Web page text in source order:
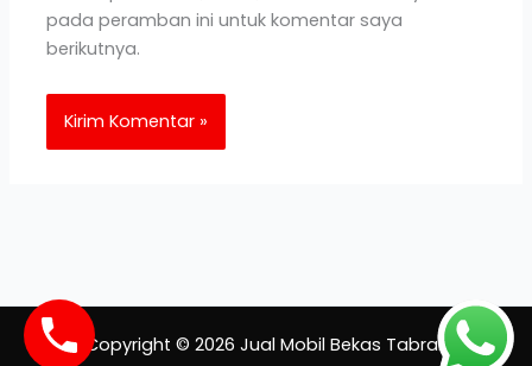
pada peramban ini untuk komentar saya
berikutnya.
Copyright © 2026 Jual Mobil Bekas Tabrak